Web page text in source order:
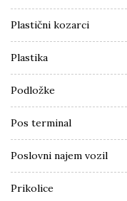
Plastični kozarci
Plastika
Podložke
Pos terminal
Poslovni najem vozil
Prikolice